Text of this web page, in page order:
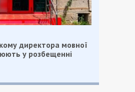
директора мовної
у розбещенні